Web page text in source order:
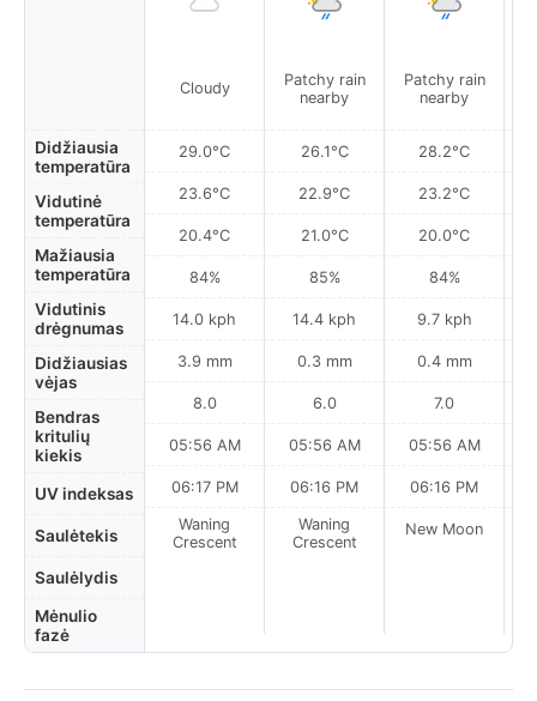
Didžiausia
temperatūra
Vidutinė
temperatūra
Mažiausia
temperatūra
Vidutinis
drėgnumas
Didžiausias
vėjas
Bendras
kritulių
kiekis
UV indeksas
Saulėtekis
Saulėlydis
Mėnulio
fazė
Cloudy
29.0°C
23.6°C
20.4°C
84%
14.0 kph
3.9 mm
8.0
05:56 AM
06:17 PM
Waning
Crescent
Patchy rain
nearby
26.1°C
22.9°C
21.0°C
85%
14.4 kph
0.3 mm
6.0
05:56 AM
06:16 PM
Waning
Crescent
Patchy rain
nearby
28.2°C
23.2°C
20.0°C
84%
9.7 kph
0.4 mm
7.0
05:56 AM
06:16 PM
New Moon